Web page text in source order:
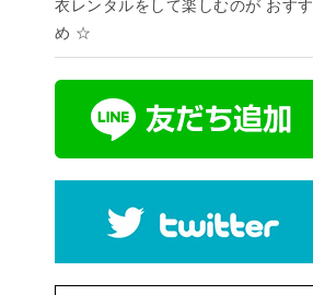
衣レンタルをして楽しむのが おすす
め ☆